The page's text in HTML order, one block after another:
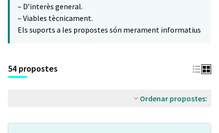
– D’interès general.
– Viables tècnicament.
Els suports a les propostes són merament informatius
54 propostes
Ordenar propostes: